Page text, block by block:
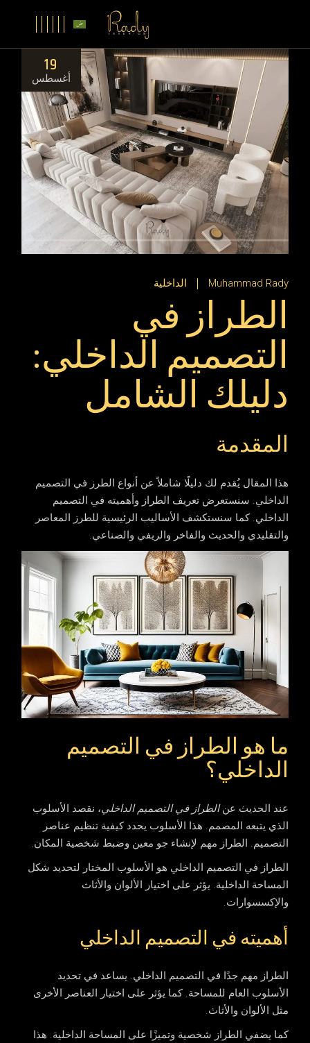
19
أغسطس
Muhammad Rady الداخلية
الطراز في
التصميم الداخلي:
دليلك الشامل
المقدمة
هذا المقال يُقدم لك دليلًا شاملاً عن أنواع الطرز في التصميم
الداخلي. سنستعرض تعريف الطراز وأهميته في التصميم
الداخلي. كما سنستكشف الأساليب الرئيسية للطرز المعاصر
والتقليدي والحديث والفاخر والريفي والصناعي.
ما هو الطراز في التصميم
الداخلي؟
عند الحديث عنالطراز في التصميم الداخلي، نقصد الأسلوب
الذي يتبعه المصمم. هذا الأسلوب يحدد كيفية تنظيم عناصر
التصميم. الطراز مهم لإنشاء جو معين وضبط شخصية المكان.
الطراز في التصميم الداخلي هو الأسلوب المختار لتحديد شكل
المساحة الداخلية. يؤثر على اختيار الألوان والأثاث
والإكسسوارات.
أهميته في التصميم الداخلي
الطراز مهم جدًا في التصميم الداخلي. يساعد في تحديد
الأسلوب العام للمساحة. كما يؤثر على اختيار العناصر الأخرى
مثل الألوان والأثاث.
كما يضفي الطراز شخصية وتميزًا على المساحة الداخلية. هذا